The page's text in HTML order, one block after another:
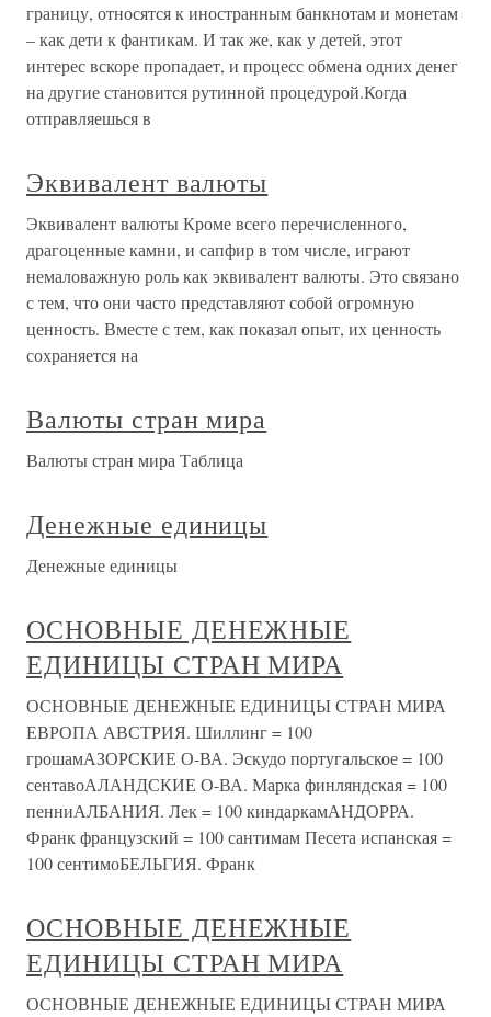
границу, относятся к иностранным банкнотам и монетам
– как дети к фантикам. И так же, как у детей, этот
интерес вскоре пропадает, и процесс обмена одних денег
на другие становится рутинной процедурой.Когда
отправляешься в
Эквивалент валюты
Эквивалент валюты Кроме всего перечисленного,
драгоценные камни, и сапфир в том числе, играют
немаловажную роль как эквивалент валюты. Это связано
с тем, что они часто представляют собой огромную
ценность. Вместе с тем, как показал опыт, их ценность
сохраняется на
Валюты стран мира
Валюты стран мира Таблица
Денежные единицы
Денежные единицы
ОСНОВНЫЕ ДЕНЕЖНЫЕ
ЕДИНИЦЫ СТРАН МИРА
ОСНОВНЫЕ ДЕНЕЖНЫЕ ЕДИНИЦЫ СТРАН МИРА
ЕВРОПА АВСТРИЯ. Шиллинг = 100
грошамАЗОРСКИЕ О-ВА. Эскудо португальское = 100
сентавоАЛАНДСКИЕ О-ВА. Марка финляндская = 100
пенниАЛБАНИЯ. Лек = 100 киндаркамАНДОРРА.
Франк французский = 100 сантимам Песета испанская =
100 сентимоБЕЛЬГИЯ. Франк
ОСНОВНЫЕ ДЕНЕЖНЫЕ
ЕДИНИЦЫ СТРАН МИРА
ОСНОВНЫЕ ДЕНЕЖНЫЕ ЕДИНИЦЫ СТРАН МИРА